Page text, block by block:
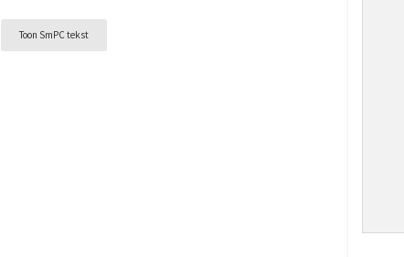
Toon SmPC tekst